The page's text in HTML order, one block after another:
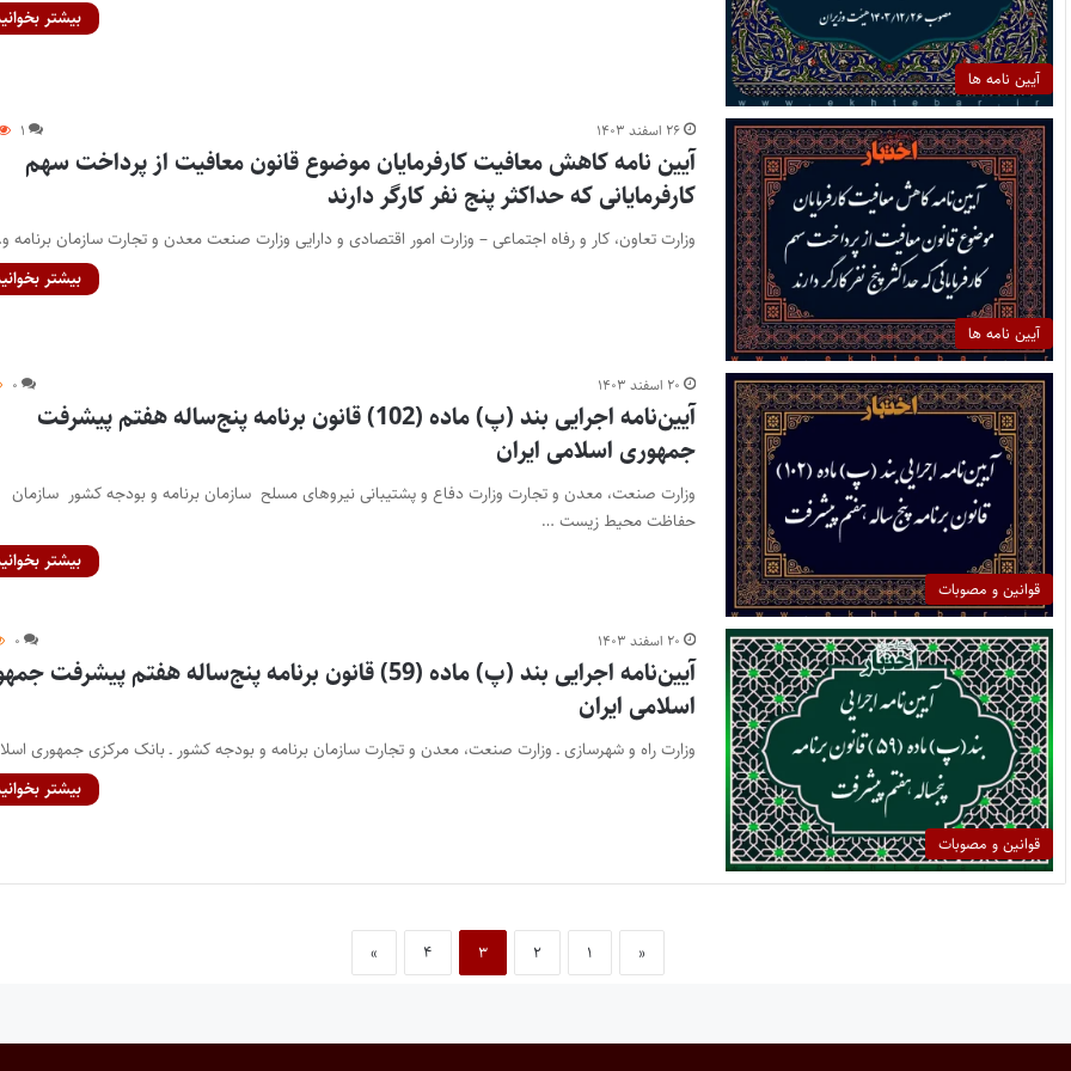
آیین نامه ها
بیشتر
آیین نامه ها
۲۶ اسفند ۱۴۰۳ ۱
آیین نامه کاهش معافیت کارفرمایان موضوع قانون معافیت از پرداخت سهم
کارفرمایانی که حداکثر پنج نفر کارگر دارند
وزارت تعاون، کار و رفاه اجتماعی – وزارت امور اقتصادی و دارایی وزارت صنعت معدن و تجارت سازمان برنامه
بیشتر
قوانین و مصوبات
۲۰ اسفند ۱۴۰۳ ۰
آیین‌نامه اجرایی بند (ﭖ) ماده (102) قانون برنامه پنج‌ساله هفتم پیشرفت
جمهوری اسلامی ایران
وزارت صنعت، معدن و تجارت وزارت دفاع و پشتیبانی نیروهای مسلح سازمان برنامه و بودجه کشور سازمان
حفاظت محیط زیست …
بیشتر
قوانین و مصوبات
۲۰ اسفند ۱۴۰۳ ۰
آیین‌نامه اجرایی بند (پ) ماده (59) قانون برنامه پنج‌ساله هفتم پیشرفت
اسلامی ایران
وزارت راه و شهرسازی ـ وزارت صنعت، معدن و تجارت سازمان برنامه و بودجه کشور ـ بانک مرکزی جمهوری
بیشتر
« ۱ ۲ ۳ ۴ »